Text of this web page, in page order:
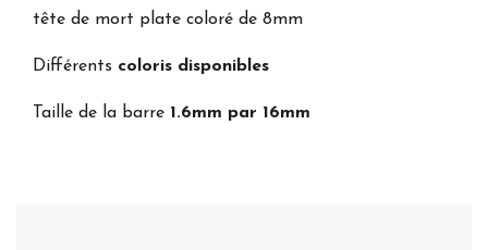
tête de mort plate coloré de 8mm
Différents coloris disponibles
Taille de la barre 1.6mm par 16mm